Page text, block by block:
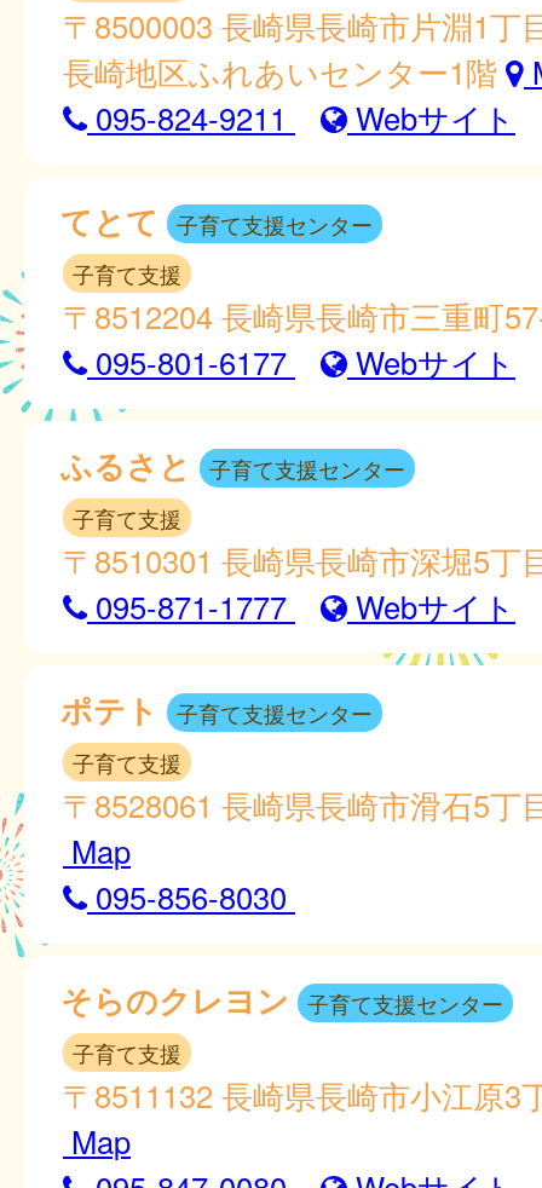
〒8500003 長崎県長崎市片淵1
長崎地区ふれあいセンター1階
095-824-9211
Webサイト
てとて
子育て支援センター
子育て支援
〒8512204 長崎県長崎市三重町
095-801-6177
Webサイト
ふるさと
子育て支援センター
子育て支援
〒8510301 長崎県長崎市深堀5丁
095-871-1777
Webサイト
ポテト
子育て支援センター
子育て支援
〒8528061 長崎県長崎市滑石5丁
Map
095-856-8030
そらのクレヨン
子育て支援センター
子育て支援
〒8511132 長崎県長崎市小江原3
Map